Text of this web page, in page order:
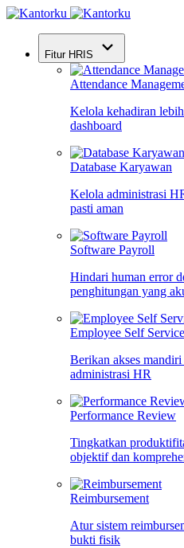
Fitur HRIS
Attendance
Kelola kehadiran
dashboard
Database Karyawan
Kelola administrasi
pasti aman
Software Payroll
Hindari human error
penghitungan yang
Employee Self Service
Berikan akses
administrasi HR
Performance Review
Tingkatkan
objektif dan
Reimbursement
Atur sistem
bukti fisik